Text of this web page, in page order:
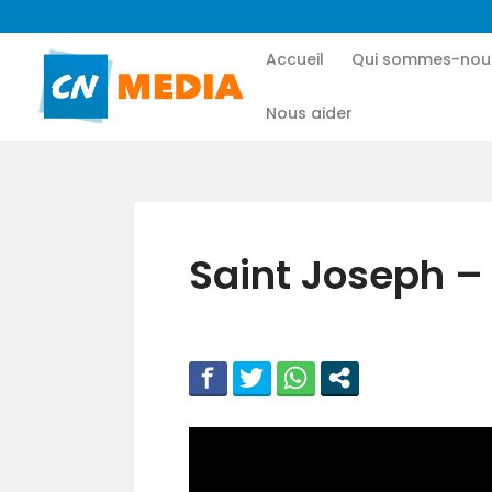
Accueil Qui sommes-
Nous aider
Saint Joseph